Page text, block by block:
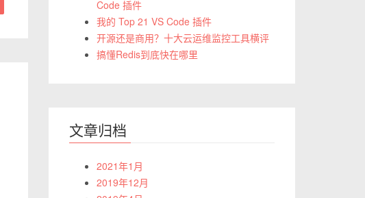
Code 插件
我的 Top 21 VS Code 插件
开源还是商用？十大云运维监控工具横评
搞懂Redis到底快在哪里
文章归档
2021年1月
2019年12月